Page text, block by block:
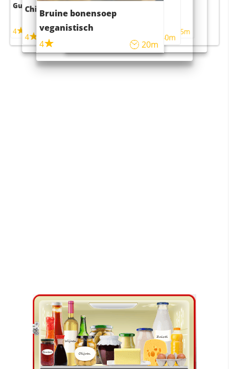
Guacamole
4
Chili con carne
4 45m
Bruine bonensoep
veganistisch
4
20m
Sushi rijstsalade
maaltijdsalade
40m
4 55m